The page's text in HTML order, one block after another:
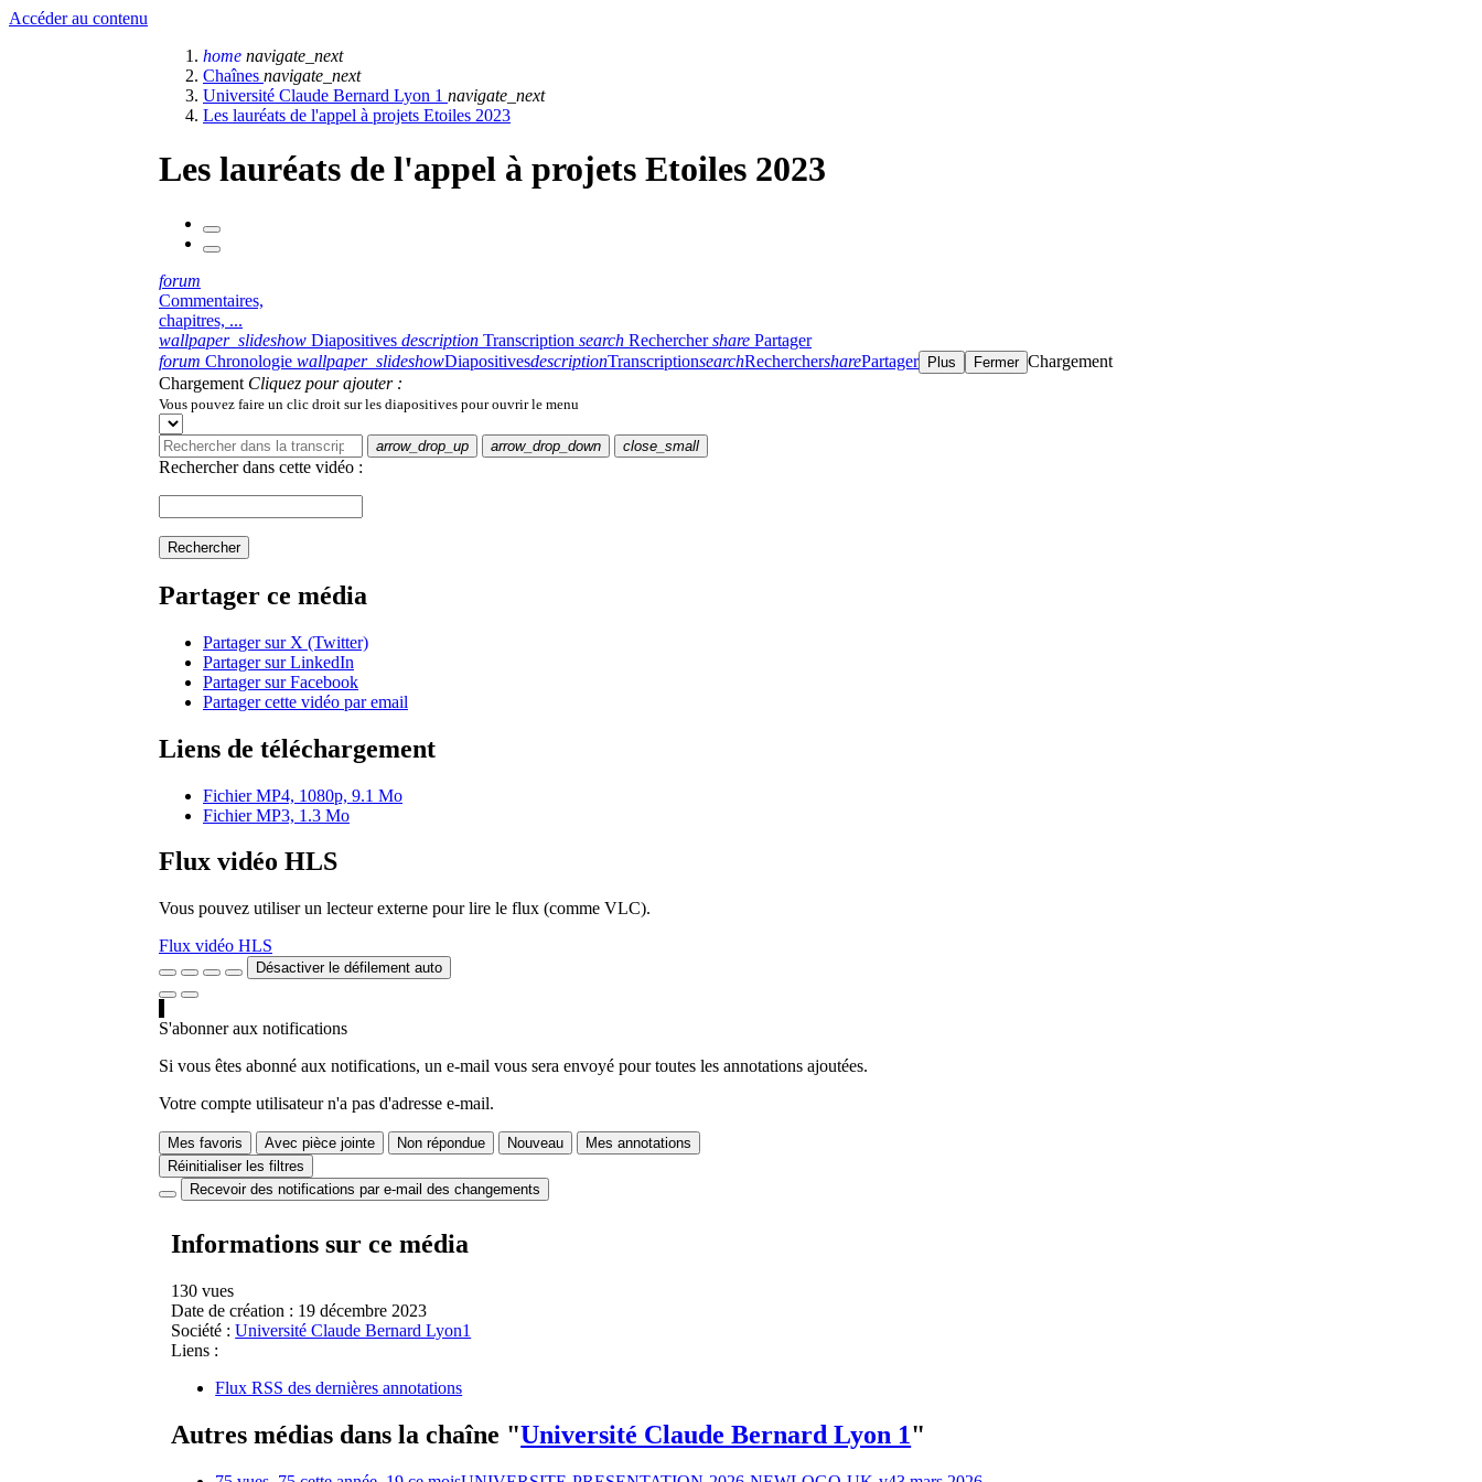
Accéder au contenu
home navigate_next
Chaînes navigate_next
Université Claude Bernard Lyon 1 navigate_next
Les lauréats de l'appel à projets Etoiles 2023
Les lauréats de l'appel à projets Etoiles 2023
forum
Commentaires,
chapitres, ...
wallpaper_slideshow Diapositives description Transcription search Rechercher share Partager
forum Chronologie wallpaper_slideshowDiapositivesdescriptionTranscriptionsearchRecherchersharePartager Plus Fermer Chargement
Chargement Cliquez pour ajouter :
Vous pouvez faire un clic droit sur les diapositives pour ouvrir le menu
arrow_drop_up arrow_drop_down close_small
Rechercher dans cette vidéo :
Rechercher
Partager ce média
Partager sur X (Twitter)
Partager sur LinkedIn
Partager sur Facebook
Partager cette vidéo par email
Liens de téléchargement
Fichier MP4, 1080p, 9.1 Mo
Fichier MP3, 1.3 Mo
Flux vidéo HLS
Vous pouvez utiliser un lecteur externe pour lire le flux (comme VLC).
Flux vidéo HLS
Désactiver le défilement auto
S'abonner aux notifications
Si vous êtes abonné aux notifications, un e-mail vous sera envoyé pour toutes les annotations ajoutées.
Votre compte utilisateur n'a pas d'adresse e-mail.
Mes favoris Avec pièce jointe Non répondue Nouveau
Mes annotations
Réinitialiser les filtres
Recevoir des notifications par e-mail des changements
Informations sur ce média
130 vues
Date de création : 19 décembre 2023
Société : Université Claude Bernard Lyon1
Liens :
Flux RSS des dernières annotations
Autres médias dans la chaîne "Université Claude Bernard Lyon 1"